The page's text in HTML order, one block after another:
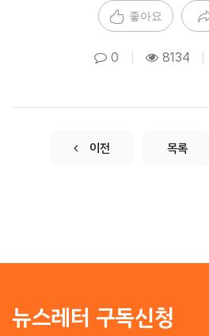
좋아요
0 8134
이전 목록
뉴스레터 구독신청